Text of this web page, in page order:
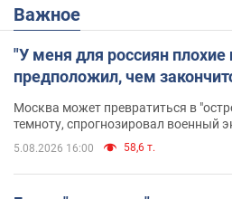
Важное
"У меня для россиян плохие
предположил, чем
Москва может превратиться в
темноту, спрогнозировал военный
5.08.2026 16:00 58,6 т.